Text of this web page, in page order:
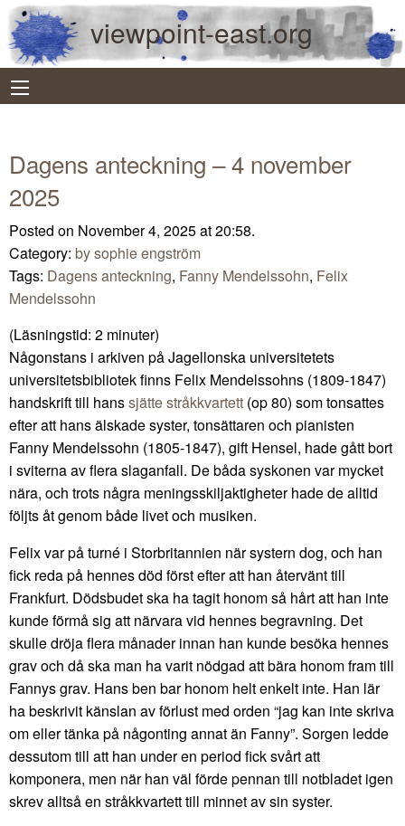
viewpoint-east.org
Dagens anteckning – 4 november
2025
Posted on November 4, 2025 at 20:58.
Category: by sophie engström
Tags: Dagens anteckning, Fanny Mendelssohn, Felix
Mendelssohn
(Läsningstid: 2 minuter)
Någonstans i arkiven på Jagellonska universitetets
universitetsbibliotek finns Felix Mendelssohns (1809-1847)
handskrift till hanssjätte stråkkvartett (op 80) som tonsattes
efter att hans älskade syster, tonsättaren och pianisten
Fanny Mendelssohn (1805-1847), gift Hensel, hade gått bort
i sviterna av flera slaganfall. De båda syskonen var mycket
nära, och trots några meningsskiljaktigheter hade de alltid
följts åt genom både livet och musiken.
Felix var på turné i Storbritannien när systern dog, och han
fick reda på hennes död först efter att han återvänt till
Frankfurt. Dödsbudet ska ha tagit honom så hårt att han inte
kunde förmå sig att närvara vid hennes begravning. Det
skulle dröja flera månader innan han kunde besöka hennes
grav och då ska man ha varit nödgad att bära honom fram till
Fannys grav. Hans ben bar honom helt enkelt inte. Han lär
ha beskrivit känslan av förlust med orden “jag kan inte skriva
om eller tänka på någonting annat än Fanny”. Sorgen ledde
dessutom till att han under en period fick svårt att
komponera, men när han väl förde pennan till notbladet igen
skrev alltså en stråkkvartett till minnet av sin syster.